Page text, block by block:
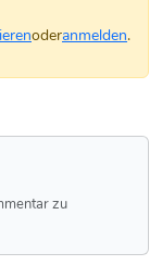
oderanmelden.
zu